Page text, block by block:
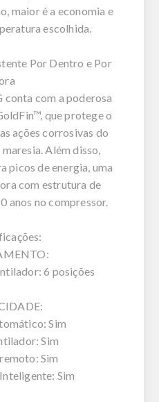
maior é a economia e
escolhida.
Por Dentro e Por
com a poderosa
que protege o
ações corrosivas do
Além disso,
picos de energia, uma
com estrutura de
anos no compressor.
6 posições
Sim
Sim
Sim
Sim